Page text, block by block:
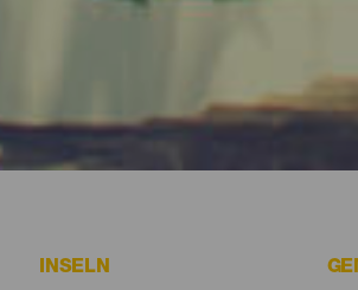
langen Sightseeingtag entspannen
in der Natur und Ferienwohnungen
ohne auf Strandvergnügen
INSELN